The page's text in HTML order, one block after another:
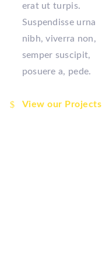
erat ut turpis.
Suspendisse urna
nibh, viverra non,
semper suscipit,
posuere a, pede.
View our Projects